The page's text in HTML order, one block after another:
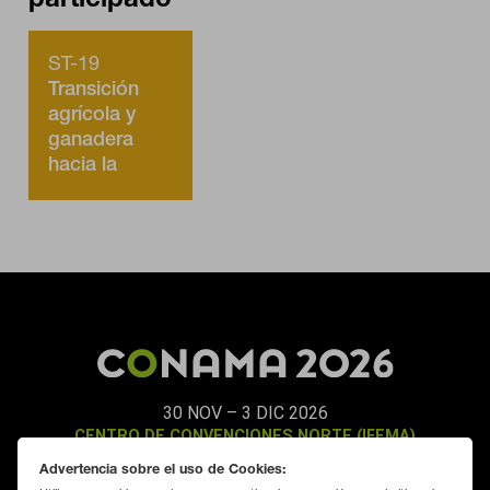
ST-19
Transición
agrícola y
ganadera
hacia la
30 NOV – 3 DIC 2026
CENTRO DE CONVENCIONES NORTE (IFEMA)
Advertencia sobre el uso de Cookies: